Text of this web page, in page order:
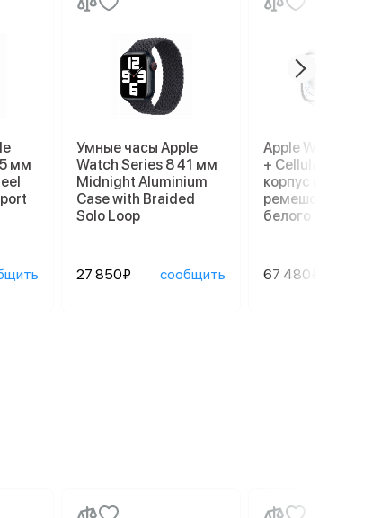
мм
Умные часы Apple
Watch Series 8 41 мм
Midnight Aluminium
Case with Braided
Solo Loop
27 850₽ сообщить
Apple Watch Ultra
+ Cellular, 49 мм,
корпус из титана,
ремешок Ocean
белого цвета
67 480₽